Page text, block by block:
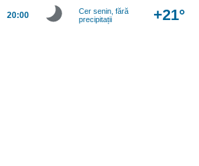
20:00
Cer senin, fără
precipitații
+21°